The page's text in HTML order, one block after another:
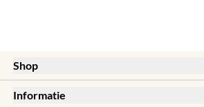
Shop
New
Sale
Informatie